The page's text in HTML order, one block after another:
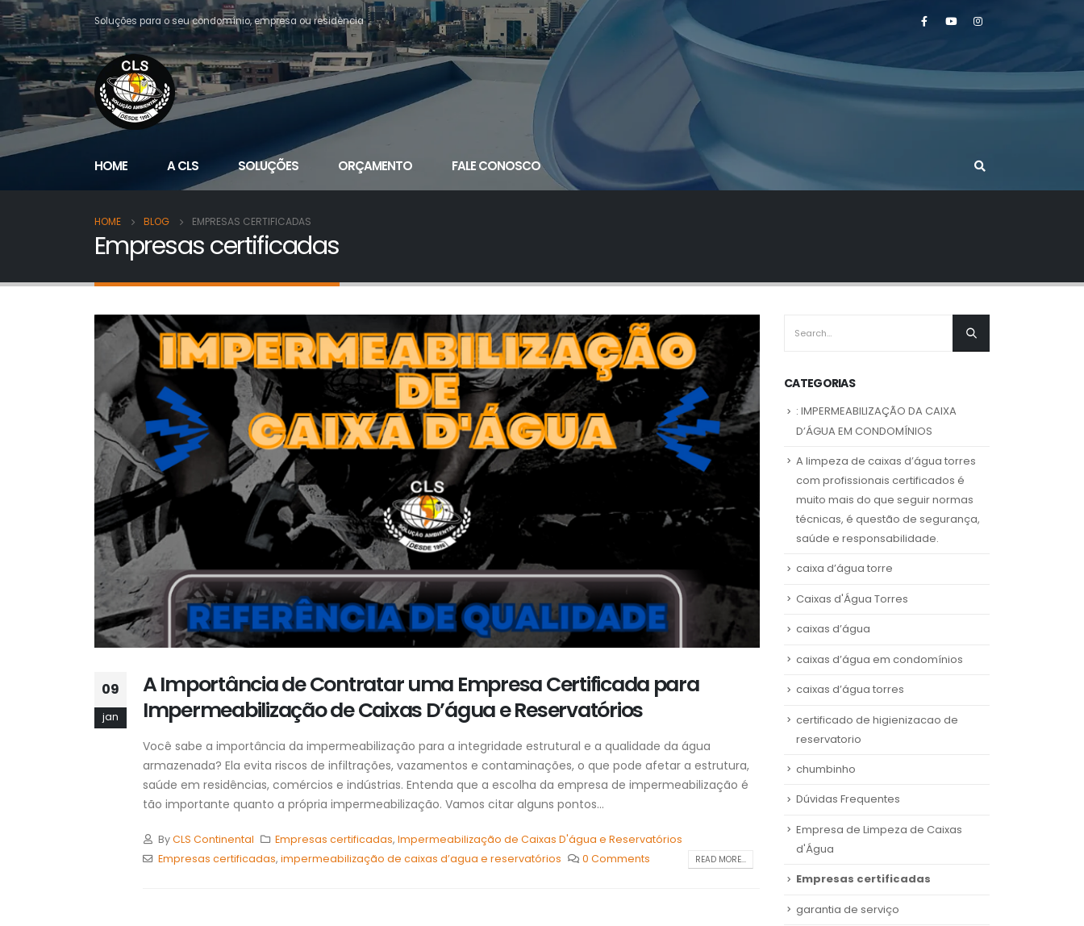
Soluções para o seu condomínio, empresa ou residência
HOME A CLS SOLUÇÕES ORÇAMENTO FALE CONOSCO
HOME BLOG EMPRESAS CERTIFICADAS
Empresas certificadas
09
jan
A Importância de Contratar uma Empresa Certificada para
Impermeabilização de Caixas D’água e Reservatórios
Você sabe a importância da impermeabilização para a integridade estrutural e a qualidade da água
armazenada? Ela evita riscos de infiltrações, vazamentos e contaminações, o que pode afetar a estrutura,
saúde em residências, comércios e indústrias. Entenda que a escolha da empresa de impermeabilização é
tão importante quanto a própria impermeabilização. Vamos citar alguns pontos...
ByCLS Continental Empresas certificadas,Impermeabilização de Caixas D'água e Reservatórios
Empresas certificadas, impermeabilização de caixas d’agua e reservatórios 0 Comments READ MORE...
CATEGORIAS
: IMPERMEABILIZAÇÃO DA CAIXA
D’ÁGUA EM CONDOMÍNIOS
A limpeza de caixas d’água torres
com profissionais certificados é
muito mais do que seguir normas
técnicas, é questão de segurança,
saúde e responsabilidade.
caixa d’água torre
Caixas d'Água Torres
caixas d’água
caixas d’água em condomínios
caixas d’água torres
certificado de higienizacao de
reservatorio
chumbinho
Dúvidas Frequentes
Empresa de Limpeza de Caixas
d'Água
Empresas certificadas
garantia de serviço